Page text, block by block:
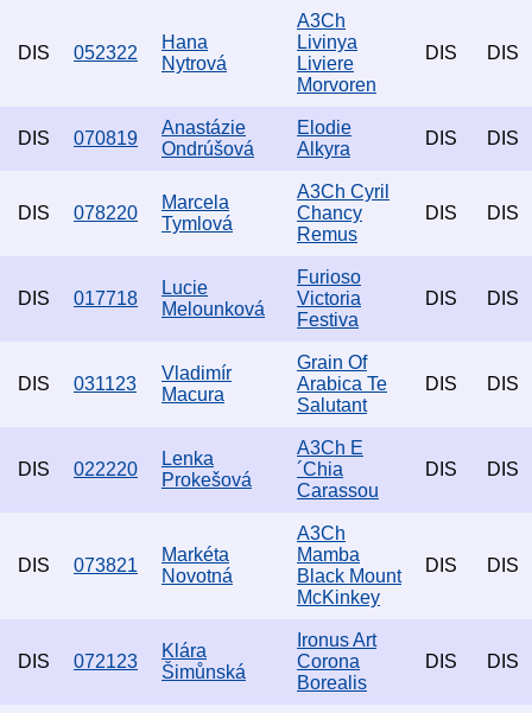
DIS 052322
Hana
Nytrová
A3Ch
Livinya
Liviere
Morvoren
DIS DIS
DIS 070819
Anastázie
Ondrúšová
Elodie
Alkyra
DIS DIS
DIS 078220
Marcela
Tymlová
A3Ch Cyril
Chancy
Remus
DIS DIS
DIS 017718
Lucie
Melounková
Furioso
Victoria
Festiva
DIS DIS
DIS 031123
Vladimír
Macura
Grain Of
Arabica Te
Salutant
DIS DIS
DIS 022220
Lenka
Prokešová
A3Ch E
´Chia
Carassou
DIS DIS
DIS 073821
Markéta
Novotná
A3Ch
Mamba
Black Mount
McKinkey
DIS DIS
DIS 072123
Klára
Šimůnská
Ironus Art
Corona
Borealis
DIS DIS